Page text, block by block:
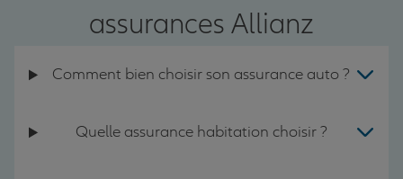
assurances Allianz
Comment bien choisir son assurance auto ?
Quelle assurance habitation choisir ?